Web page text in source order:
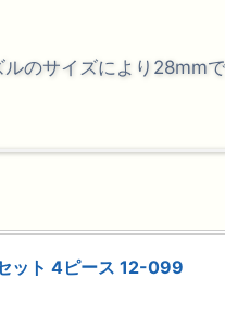
のサイズにより28mmで
ット 4ピース 12-099